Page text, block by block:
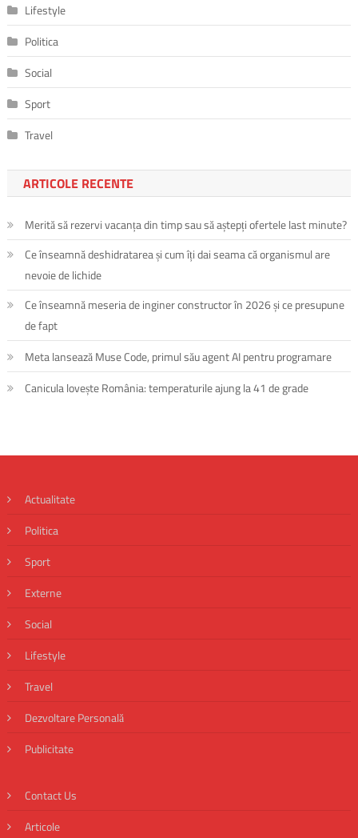
Lifestyle
Politica
Social
Sport
Travel
ARTICOLE RECENTE
Merită să rezervi vacanța din timp sau să aștepți ofertele last minute?
Ce înseamnă deshidratarea și cum îți dai seama că organismul are
nevoie de lichide
Ce înseamnă meseria de inginer constructor în 2026 și ce presupune
de fapt
Meta lansează Muse Code, primul său agent AI pentru programare
Canicula lovește România: temperaturile ajung la 41 de grade
Actualitate
Politica
Sport
Externe
Social
Lifestyle
Travel
Dezvoltare Personală
Publicitate
Contact Us
Articole